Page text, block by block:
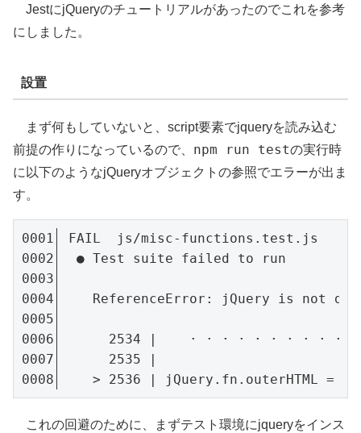
JestにjQueryのチュートリアルがあったのでこれを参考
にしました。
設置
まず何もしていないと、script要素でjqueryを読み込む
前提の作りになっているので、 npm run testの実行時
に以下のようなjQueryオブジェクトの参照でエラーが出ま
す。
FAIL  js/misc-functions.test.js
  ● Test suite failed to run
ReferenceError: jQuery is not
2534 |    · · · · · · · · · ·
      2535 |
> 2536 | jQuery.fn.outerHTML =
これの回避のために、まずテスト環境にjqueryをインス